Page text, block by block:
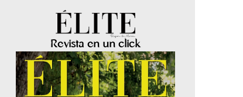
Revista en un click